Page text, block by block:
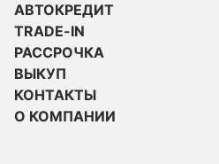
АВТОКРЕДИТ
TRADE-IN
РАССРОЧКА
ВЫКУП
КОНТАКТЫ
О КОМПАНИИ